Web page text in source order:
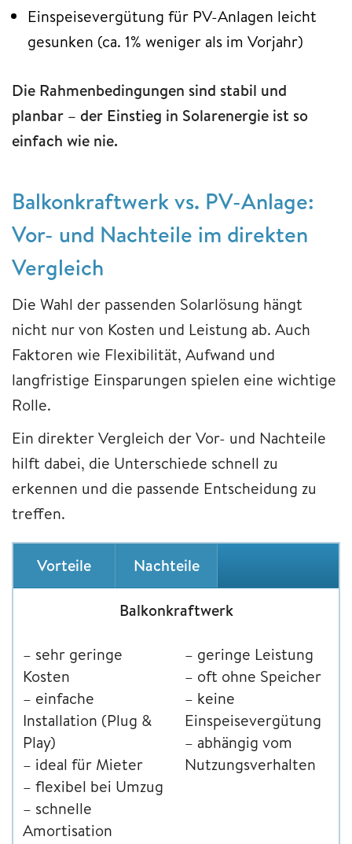
Einspeisevergütung für PV-Anlagen leicht
gesunken (ca. 1% weniger als im Vorjahr)
Die Rahmenbedingungen sind stabil und
planbar – der Einstieg in Solarenergie ist so
einfach wie nie.
Balkonkraftwerk vs. PV-Anlage:
Vor- und Nachteile im direkten
Vergleich
Die Wahl der passenden Solarlösung hängt
nicht nur von Kosten und Leistung ab. Auch
Faktoren wie Flexibilität, Aufwand und
langfristige Einsparungen spielen eine wichtige
Rolle.
Ein direkter Vergleich der Vor- und Nachteile
hilft dabei, die Unterschiede schnell zu
erkennen und die passende Entscheidung zu
treffen.
Vorteile Nachteile
Balkonkraftwerk
– sehr geringe
Kosten
– einfache
Installation (Plug &
Play)
– ideal für Mieter
– flexibel bei Umzug
– schnelle
Amortisation
– geringe Leistung
– oft ohne Speicher
– keine
Einspeisevergütung
– abhängig vom
Nutzungsverhalten